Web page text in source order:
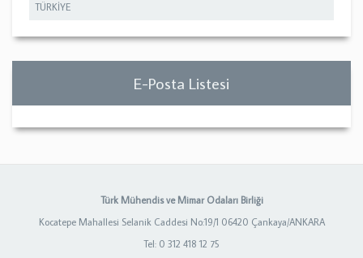
TÜRKİYE
E-Posta Listesi
Türk Mühendis ve Mimar Odaları Birliği
Kocatepe Mahallesi Selanik Caddesi No:19/1 06420 Çankaya/ANKARA
Tel: 0 312 418 12 75